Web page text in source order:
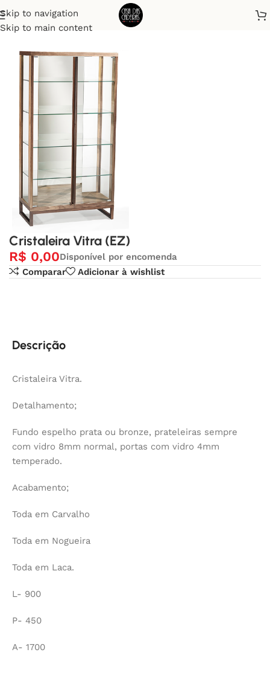
Skip to navigation
Skip to main content
Início Cristaleira
Cristaleira Vitra (EZ)
R$ 0,00Disponível por encomenda
Comparar
Adicionar à wishlist
Descrição
Cristaleira Vitra.
Detalhamento;
Fundo espelho prata ou bronze, prateleiras sempre
com vidro 8mm normal, portas com vidro 4mm
temperado.
Acabamento;
Toda em Carvalho
Toda em Nogueira
Toda em Laca.
L- 900
P- 450
A- 1700